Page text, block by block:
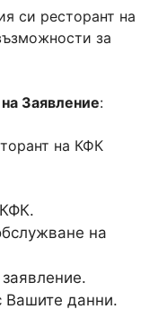
си ресторант на
за
Заявление:
на КФК
на
Вашите данни.